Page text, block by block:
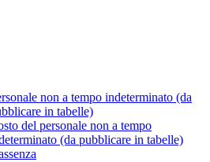
non a tempo indeterminato (da
in tabelle)
del personale non a tempo
(da pubblicare in tabelle)